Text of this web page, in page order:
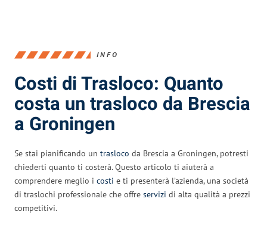
INFO
Costi di Trasloco: Quanto
costa un trasloco da Brescia
a Groningen
Se stai pianificando un trasloco da Brescia a Groningen, potresti
chiederti quanto ti costerà. Questo articolo ti aiuterà a
comprendere meglio i costi e ti presenterà l’azienda, una società
di traslochi professionale che offre servizi di alta qualità a prezzi
competitivi.